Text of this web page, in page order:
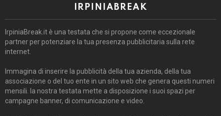
IRPINIABREAK
IrpiniaBreak.it è una testata che si propone come eccezionale
partner per potenziare la tua presenza pubblicitaria sulla rete
internet.
Immagina di inserire la pubblicità della tua azienda, della tua
associazione o del tuo ente in un sito web che genera questi numeri
mensili. la nostra testata mette a disposizione i suoi spazi per
campagne banner, di comunicazione e video.